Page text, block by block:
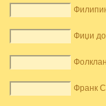
Фиџи
Франк